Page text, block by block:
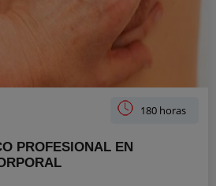
180 horas
PROFESIONAL EN